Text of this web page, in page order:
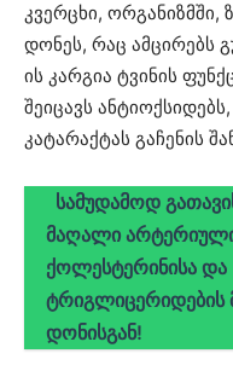
კვერცხი, ორგანიზმში,
დონეს, რაც ამცირებს
ის კარგია ტვინის
შეიცავს
კატარაქტას გაჩენის
სამუდამოდ
მაღალი არტერიული
ქოლესტერინისა და
დონისგან!